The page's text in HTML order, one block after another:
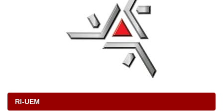
RI-UEM